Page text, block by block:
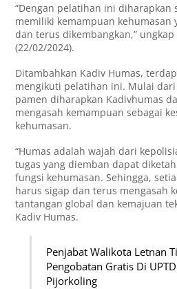
“Dengan pelatihan ini
memiliki kemampuan kehumasan
dan terus dikembangkan,”
(22/02/2024).
Ditambahkan Kadiv Humas,
mengikuti pelatihan ini. Mulai
pamen diharapkan Kadivhumas
mengasah kemampuan sebagai
kehumasan.
“Humas adalah wajah dari
tugas yang diemban dapat
fungsi kehumasan. Sehingga,
harus sigap dan terus mengasah
tantangan global dan kemajuan
Kadiv Humas.
Penjabat Walikota Letnan
Pengobatan Gratis Di
Pijorkoling